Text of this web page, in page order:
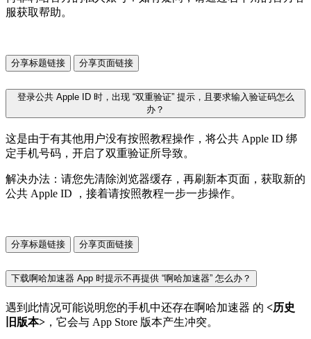
服获取帮助。
分享标题链接 分享页面链接
登录公共 Apple ID 时，出现 “双重验证” 提示，且要求输入验证码怎么
办？
这是由于有其他用户没有按照教程操作，将公共 Apple ID 绑
定手机号码，开启了双重验证所导致。
解决办法：请您先清除浏览器缓存，再刷新本页面，获取新的
公共 Apple ID ，接着请按照教程一步一步操作。
分享标题链接 分享页面链接
下载啊哈加速器 App 时提示不再提供 “啊哈加速器” 怎么办？
遇到此情况可能说明您的手机中还存在啊哈加速器 的 <历史
旧版本> ，它会与 App Store 版本产生冲突。